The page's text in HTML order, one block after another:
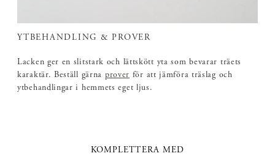
YTBEHANDLING & PROVER
Lacken ger en slitstark och lättskött yta som bevarar träets
karaktär. Beställ gärna prover för att jämföra träslag och
ytbehandlingar i hemmets eget ljus.
KOMPLETTERA MED